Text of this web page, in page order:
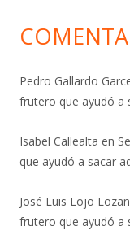
Pedro Gallardo
frutero que ayudó a
Isabel Callealta en
que ayudó a sacar
José Luis Lojo
frutero que ayudó a